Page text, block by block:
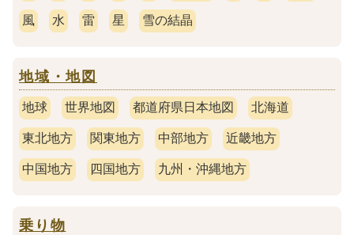
風 水 雷 星 雪の結晶
地域・地図
地球 世界地図 都道府県日本地図 北海道
東北地方 関東地方 中部地方 近畿地方
中国地方 四国地方 九州・沖縄地方
乗り物